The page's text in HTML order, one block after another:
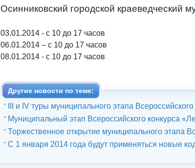
Осинниковский городской краеведческий
03.01.2014 - с 10 до 17 часов
06.01.2014 – с 10 до 17 часов
08.01.2014 - с 10 до 17 часов
Другие новости по теме:
III и IV туры муниципального этапа
Муниципальный этап Всероссийского конкурса
Торжественное открытие муниципального этапа
C 1 января 2014 года будут применяться новые